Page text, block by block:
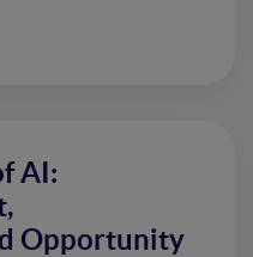
AI:
Opportunity